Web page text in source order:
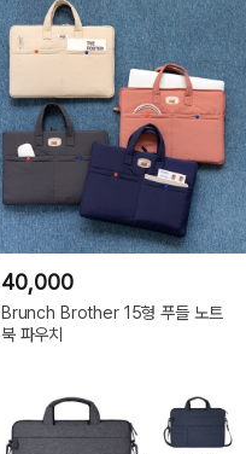
40,000
Brunch Brother 15형 푸들 노트
북 파우치